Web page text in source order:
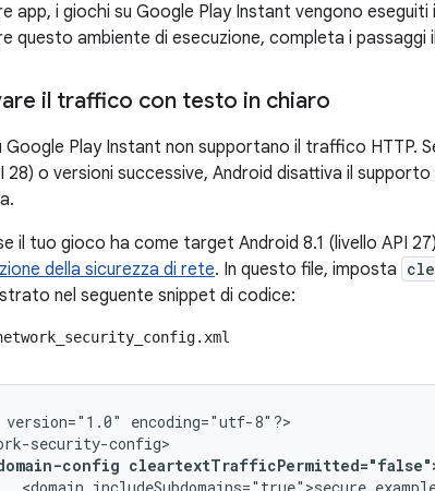
app, i giochi su Google Play Instant vengono
questo ambiente di esecuzione, completa i passaggi
il traffico con testo in chiaro
Google Play Instant non supportano il traffico HTTP.
28) o versioni successive, Android disattiva il
il tuo gioco ha come target Android 8.1 (livello API
della sicurezza di rete. In questo file, imposta
nel seguente snippet di codice:
version="1.0"
encoding="utf-8"?>
config